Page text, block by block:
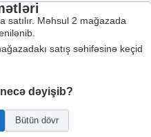
satılır. Məhsul 2 mağazada
satış səhifəsinə keçid
dəyişib?
Bütün dövr